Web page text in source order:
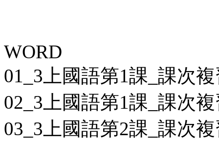
WORD
01_3上國語第1課_課次
02_3上國語第1課_課次
03_3上國語第2課_課次